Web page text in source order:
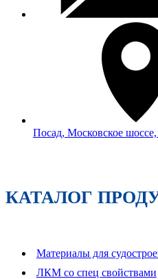
Посад, Московское
КАТАЛОГ
Материалы для
ЛКМ со спец свойствами